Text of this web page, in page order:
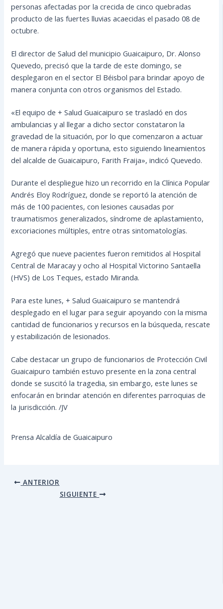
personas afectadas por la crecida de cinco quebradas
producto de las fuertes lluvias acaecidas el pasado 08 de
octubre.
El director de Salud delmunicipio Guaicaipuro, Dr. Alonso
Quevedo, precisó que la tarde de este domingo, se
desplegaron en el sector El Béisbol para brindar apoyo de
manera conjunta con otros organismos del Estado.
«El equipo de + Salud Guaicaipuro se trasladó en dos
ambulancias y al llegar a dicho sector constataron la
gravedad de la situación, por lo que comenzaron a actuar
de manera rápida y oportuna, esto siguiendo lineamientos
del alcalde de Guaicaipuro, Farith Fraija», indicó Quevedo.
Durante el despliegue hizo un recorrido en la Clínica Popular
Andrés Eloy Rodríguez, donde se reportó la atención de
más de 100 pacientes, con lesiones causadas por
traumatismos generalizados, síndrome de aplastamiento,
excoriaciones múltiples, entre otras sintomatologías.
Agregó que nueve pacientes fueron remitidos al Hospital
Central de Maracay y ocho al Hospital Victorino Santaella
(HVS) de Los Teques, estado Miranda.
Para este lunes, + Salud Guaicaipuro se mantendrá
desplegado en el lugar para seguir apoyando con la misma
cantidad de funcionarios y recursos en la búsqueda, rescate
y estabilización de lesionados.
Cabe destacar un grupo de funcionarios de Protección Civil
Guaicaipuro también estuvo presente en la zona central
donde se suscitó la tragedia, sin embargo, este lunes se
enfocarán en brindar atención en diferentes parroquias de
la jurisdicción. /JV
Prensa Alcaldía de Guaicaipuro
ANTERIOR
SIGUIENTE